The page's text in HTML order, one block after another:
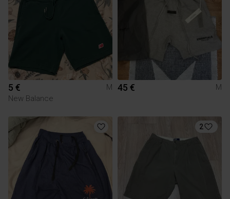
5 €
M
New Balance
45 € M
2